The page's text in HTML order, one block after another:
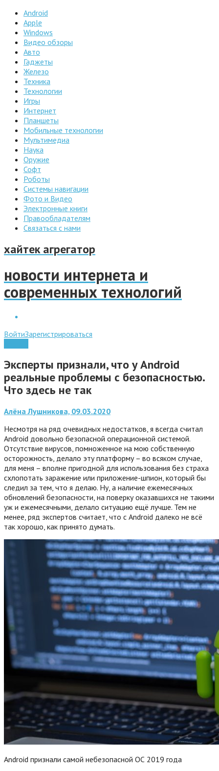
Android
Apple
Windows
Видео обзоры
Авто
Гаджеты
Железо
Техника
Технологии
Игры
Интернет
Планшеты
Мобильные технологии
Мультимедиа
Наука
Оружие
Софт
Роботы
Системы навигации
Фото и Видео
Электронные книги
Правообладателям
Связаться с нами
хайтек агрегатор
новости интернета и
современных технологий
ВойтиЗарегистрироваться
Эксперты признали, что у Android
реальные проблемы с безопасностью.
Что здесь не так
Алёна Лушникова, 09.03.2020
Несмотря на ряд очевидных недостатков, я всегда считал
Android довольно безопасной операционной системой.
Отсутствие вирусов, помноженное на мою собственную
осторожность, делало эту платформу – во всяком случае,
для меня – вполне пригодной для использования без страха
схлопотать заражение или приложение-шпион, который бы
следил за тем, что я делаю. Ну, а наличие ежемесячных
обновлений безопасности, на поверку оказавшихся не такими
уж и ежемесячными, делало ситуацию ещё лучше. Тем не
менее, ряд экспертов считает, что с Android далеко не всё
так хорошо, как принято думать.
Android признали самой небезопасной ОС 2019 года